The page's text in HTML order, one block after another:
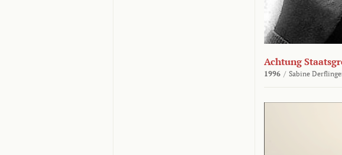
Achtung
1996 / Sabine